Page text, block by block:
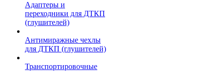
Адаптеры и
переходники для ДТКП
(глушителей)
Антимиражные чехлы
для ДТКП (глушителей)
Транспортировочные